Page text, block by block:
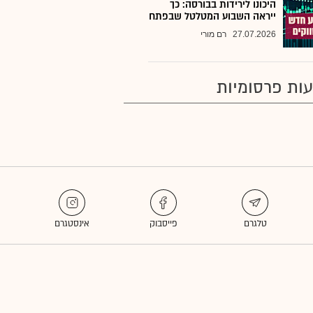
היכונו לירידות בבורסה: כך
ייראה השבוע המטלטל שבפתח
27.07.2026 רם מורי
פרסומיות